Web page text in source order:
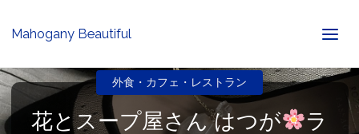
Mahogany Beautiful
花とスープ屋さん はつが
ラ
外食・カフェ・レストラン